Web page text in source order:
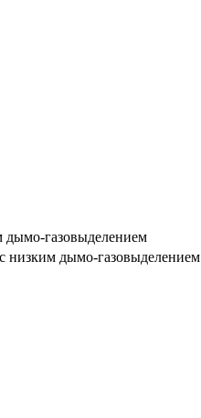
газовыделением
низким дымо-газовыделением